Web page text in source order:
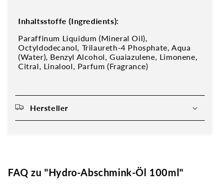
Inhaltsstoffe (Ingredients):
Paraffinum Liquidum (Mineral Oil),
Octyldodecanol, Trilaureth-4 Phosphate, Aqua
(Water), Benzyl Alcohol, Guaiazulene, Limonene,
Citral, Linalool, Parfum (Fragrance)
Hersteller
FAQ zu "Hydro-Abschmink-Öl 100ml"